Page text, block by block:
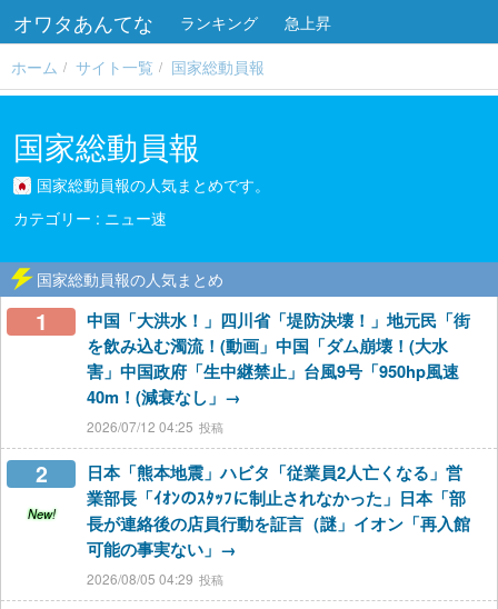
オワタあんてな ランキング
急上昇
ホーム
サイト一覧 国家総動員報
国家総動員報
国家総動員報の人気まとめです。
ニュー速
国家総動員報の人気まとめ
1
中国「大洪水！」四川省「堤防決壊！」地元民「街
を飲み込む濁流！(動画」中国「ダム崩壊！(大水
害」中国政府「生中継禁止」台風9号「950hp風速
40m！(減衰なし」→
2026/07/12 04:25
2
New!
日本「熊本地震」ハビタ「従業員2人亡くなる」営
業部長「ｲｵﾝのｽﾀｯﾌに制止されなかった」日本「部
長が連絡後の店員行動を証言（謎」イオン「再入館
可能の事実ない」→
2026/08/05 04:29